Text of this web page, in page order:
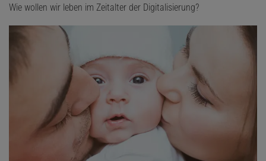
Wie wollen wir leben im Zeitalter der Digitalisierung?